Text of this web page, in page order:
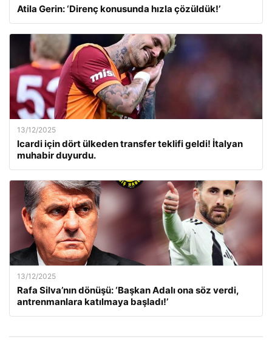
Atila Gerin: ‘Direnç konusunda hızla çözüldük!’
13/12/2025
Icardi için dört ülkeden transfer teklifi geldi! İtalyan
muhabir duyurdu.
13/12/2025
Rafa Silva’nın dönüşü: ‘Başkan Adalı ona söz verdi,
antrenmanlara katılmaya başladı!’